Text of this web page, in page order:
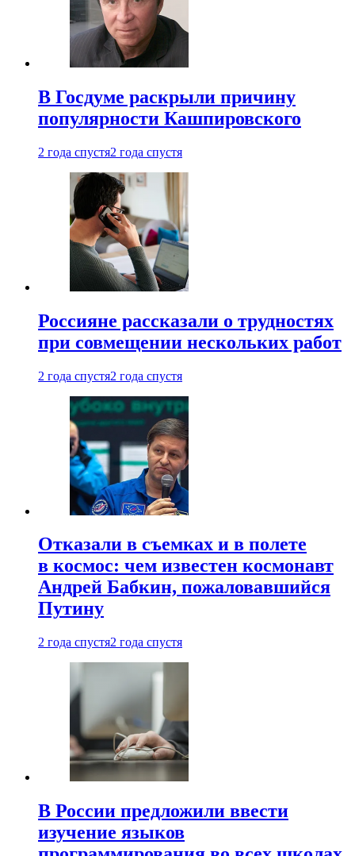
В Госдуме раскрыли причину
популярности Кашпировского
2 года спустя2 года спустя
Россияне рассказали о трудностях
при совмещении нескольких работ
2 года спустя2 года спустя
Отказали в съемках и в полете
в космос: чем известен космонавт
Андрей Бабкин, пожаловавшийся
Путину
2 года спустя2 года спустя
В России предложили ввести
изучение языков